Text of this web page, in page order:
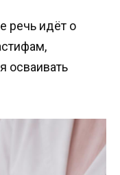
речь идёт о
осваивать